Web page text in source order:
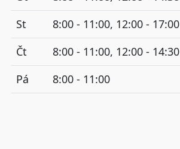
St
8:00 - 11:00, 12:00 - 17:00
Čt
8:00 - 11:00, 12:00 - 14:30
Pá
8:00 - 11:00